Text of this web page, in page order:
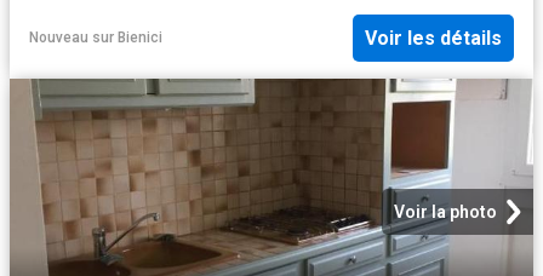
Nouveau sur Bienici Voir les détails
Voir la photo